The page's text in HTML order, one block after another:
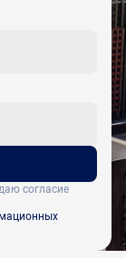
согласие